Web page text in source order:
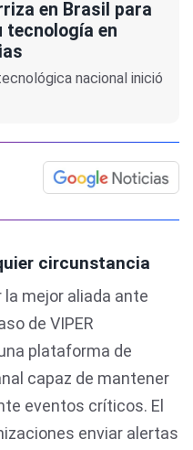
en Brasil para
tecnología en
nacional inició
circunstancia
mejor aliada ante
de VIPER
plataforma de
capaz de mantener
eventos críticos. El
enviar alertas